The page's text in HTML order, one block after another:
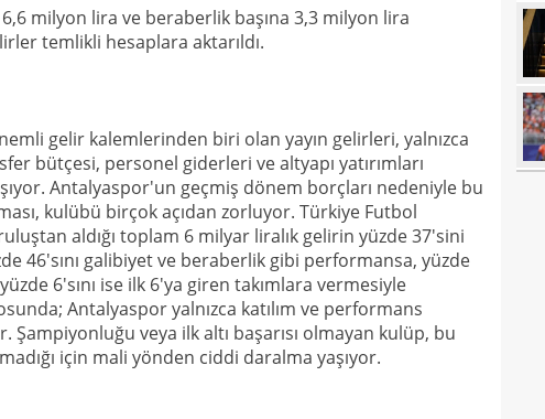
milyon lira ve beraberlik başına 3,3 milyon lira
temlikli hesaplara aktarıldı.
gelir kalemlerinden biri olan yayın gelirleri, yalnızca
bütçesi, personel giderleri ve altyapı yatırımları
Antalyaspor'un geçmiş dönem borçları nedeniyle bu
kulübü birçok açıdan zorluyor. Türkiye Futbol
aldığı toplam 6 milyar liralık gelirin yüzde 37'sini
46'sını galibiyet ve beraberlik gibi performansa, yüzde
6'sını ise ilk 6'ya giren takımlara vermesiyle
Antalyaspor yalnızca katılım ve performans
veya ilk altı başarısı olmayan kulüp, bu
için mali yönden ciddi daralma yaşıyor.